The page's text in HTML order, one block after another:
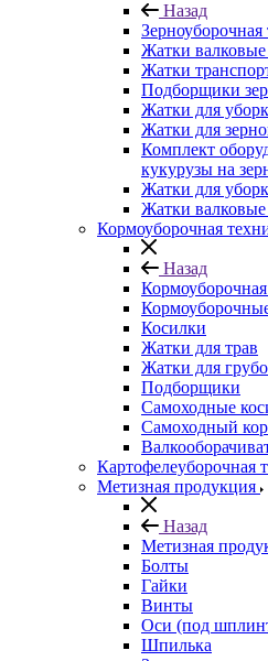
Назад
Зерноуборочная
Жатки
Жатки
Подборщики
Жатки для
Жатки для
Комплект
кукурузы на
Жатки для
Жатки
Кормоуборочная
Назад
Косилки
Жатки для трав
Жатки для
Подборщики
Самоходные
Самоходный
Картофелеуборочная
Метизная продукция
Назад
Метизная
Болты
Гайки
Винты
Оси (под
Шпилька